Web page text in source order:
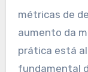
mentalidade
autoimagem
Essas
gerenciar o